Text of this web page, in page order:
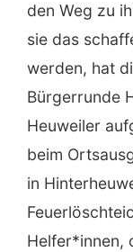
den Weg zu
sie das
werden, hat
Bürgerrunde
Heuweiler
beim
in
Helfer*innen,